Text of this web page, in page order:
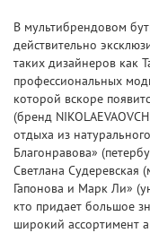
В мультибрендовом
действительно
таких дизайнеров как
профессиональных
которой вскоре
(бренд
отдыха из
Благонравова»
Светлана Судеревская
Гапонова и Марк Ли»
кто придает большое
широкий ассортимент